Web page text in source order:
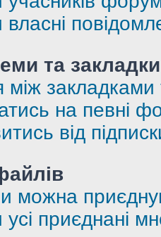
власні
та закладки
між закладками
на певні
від
можна
усі приєднані